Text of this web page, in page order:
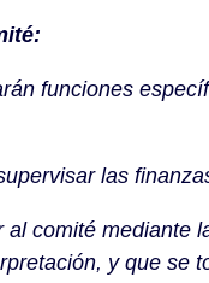
funciones
las
al comité mediante
y que se